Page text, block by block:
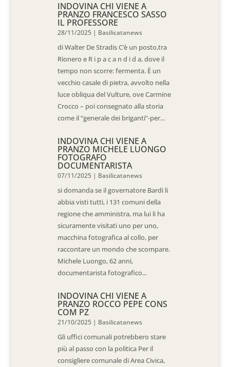
INDOVINA CHI VIENE A
PRANZO FRANCESCO SASSO
IL PROFESSORE
28/11/2025 | Basilicatanews
di Walter De Stradis C’è un posto,tra
Rionero e R i p a c a n d i d a, dove il
tempo non scorre: fermenta. È un
vecchio casale di pietra, avvolto nella
luce obliqua del Vulture, ove Carmine
Crocco – poi consegnato alla storia
come il “generale dei briganti”-per...
INDOVINA CHI VIENE A
PRANZO MICHELE LUONGO
FOTOGRAFO
DOCUMENTARISTA
07/11/2025 | Basilicatanews
si domanda se il governatore Bardi li
abbia visti tutti, i 131 comuni della
regione che amministra, ma lui li ha
sicuramente visitati uno per uno,
macchina fotografica al collo, per
raccontare un mondo che scompare.
Michele Luongo, 62 anni,
documentarista fotografico...
INDOVINA CHI VIENE A
PRANZO ROCCO PEPE CONS
COM PZ
21/10/2025 | Basilicatanews
Gli uffici comunali potrebbero stare
più al passo con la politica Per il
consigliere comunale di Area Civica,